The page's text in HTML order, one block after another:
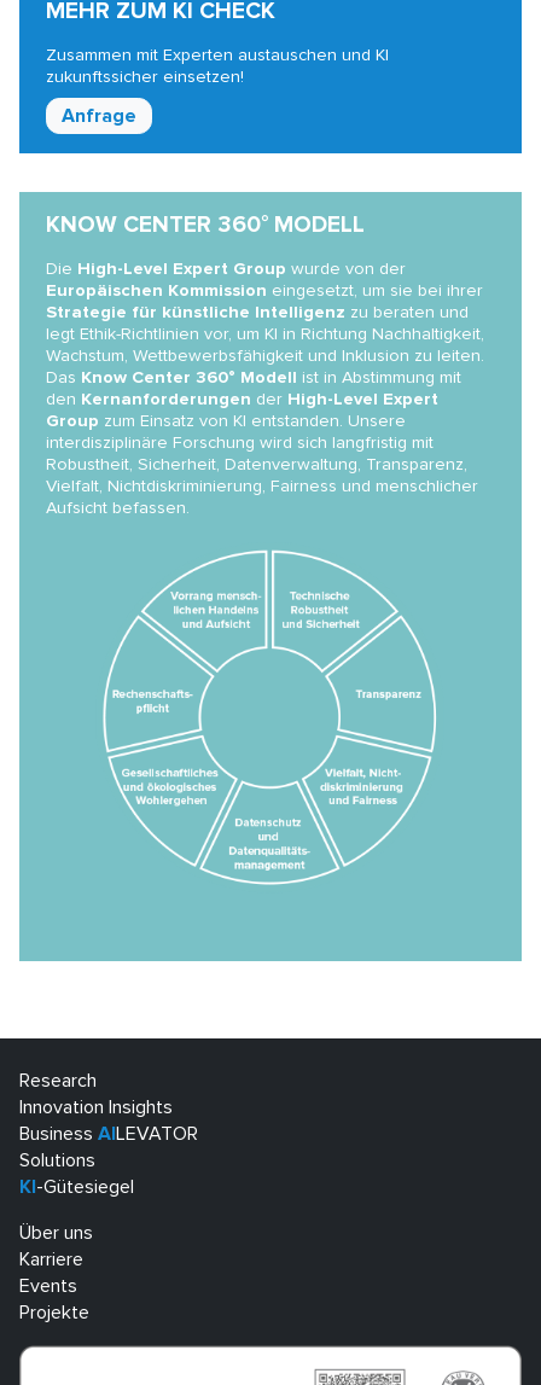
MEHR ZUM KI CHECK
Zusammen mit Experten austauschen und KI
zukunftssicher einsetzen!
Anfrage
KNOW CENTER 360° MODELL
Die High-Level Expert Group wurde von der
Europäischen Kommission eingesetzt, um sie bei ihrer
Strategie für künstliche Intelligenz zu beraten und
legt Ethik-Richtlinien vor, um KI in Richtung Nachhaltigkeit,
Wachstum, Wettbewerbsfähigkeit und Inklusion zu leiten.
Das Know Center 360° Modell
ist in Abstimmung mit
den Kernanforderungen der High-Level Expert
Group zum Einsatz von KI entstanden. Unsere
interdisziplinäre Forschung wird sich langfristig mit
Robustheit, Sicherheit, Datenverwaltung, Transparenz,
Vielfalt, Nichtdiskriminierung, Fairness und menschlicher
Aufsicht befassen.
Research
Innovation Insights
Business AI LEVATOR
Solutions
KI -Gütesiegel
Über uns
Karriere
Events
Projekte